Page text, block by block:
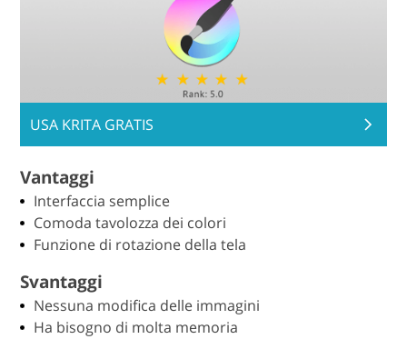
USA KRITA GRATIS
Vantaggi
Interfaccia semplice
Comoda tavolozza dei colori
Funzione di rotazione della tela
Svantaggi
Nessuna modifica delle immagini
Ha bisogno di molta memoria